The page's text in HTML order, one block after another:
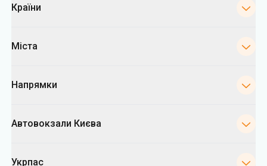
Країни
Міста
Напрямки
Автовокзали Києва
Укрпас